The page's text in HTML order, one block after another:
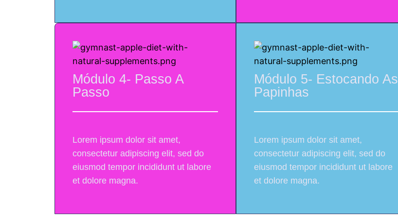
Módulo 4- Passo A
Passo
Lorem ipsum dolor sit amet,
consectetur adipiscing elit, sed do
eiusmod tempor incididunt ut labore
et dolore magna.
Módulo 5- Estocando As
Papinhas
Lorem ipsum dolor sit amet,
consectetur adipiscing elit, sed do
eiusmod tempor incididunt ut labore
et dolore magna.